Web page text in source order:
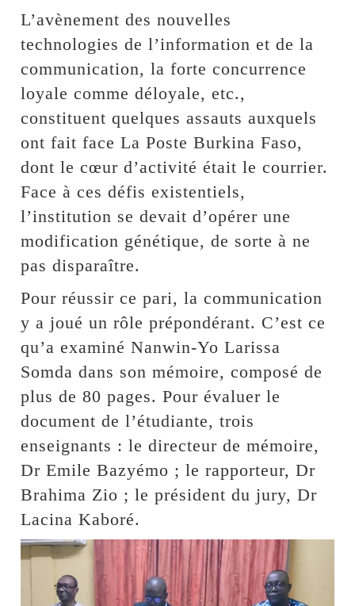
L’avènement des nouvelles
technologies de l’information et de la
communication, la forte concurrence
loyale comme déloyale, etc.,
constituent quelques assauts auxquels
ont fait face La Poste Burkina Faso,
dont le cœur d’activité était le courrier.
Face à ces défis existentiels,
l’institution se devait d’opérer une
modification génétique, de sorte à ne
pas disparaître.
Pour réussir ce pari, la communication
y a joué un rôle prépondérant. C’est ce
qu’a examiné Nanwin-Yo Larissa
Somda dans son mémoire, composé de
plus de 80 pages. Pour évaluer le
document de l’étudiante, trois
enseignants : le directeur de mémoire,
Dr Emile Bazyémo ; le rapporteur, Dr
Brahima Zio ; le président du jury, Dr
Lacina Kaboré.